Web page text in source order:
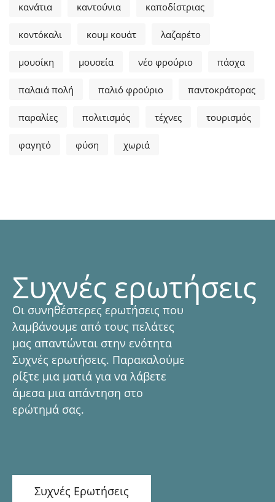
κανάτια καντούνια καποδίστριας
κοντόκαλι κουμ κουάτ λαζαρέτο
μουσίκη μουσεία νέο φρούριο πάσχα
παλαιά πολή παλιό φρούριο παντοκράτορας
παραλίες πολιτισμός τέχνες τουρισμός
φαγητό φύση χωριά
Συχνές ερωτήσεις
Οι συνηθέστερες ερωτήσεις που
λαμβάνουμε από τους πελάτες
μας απαντώνται στην ενότητα
Συχνές ερωτήσεις. Παρακαλούμε
ρίξτε μια ματιά για να λάβετε
άμεσα μια απάντηση στο
ερώτημά σας.
Συχνές Ερωτήσεις